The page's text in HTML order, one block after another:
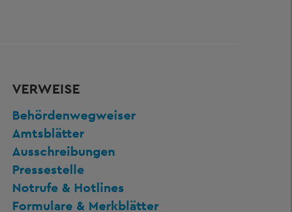
VERWEISE
Behördenwegweiser
Amtsblätter
Ausschreibungen
Pressestelle
Notrufe & Hotlines
Formulare & Merkblätter